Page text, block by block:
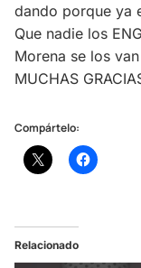
dando porque ya
Que nadie los
Morena se los
MUCHAS
Compártelo:
Relacionado